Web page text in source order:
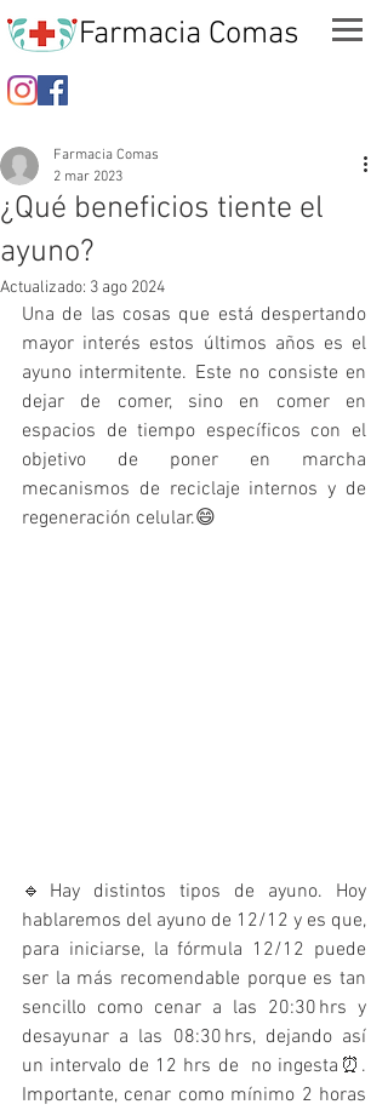
Farmacia Comas
¿Qué beneficios tiente el
ayuno?
Farmacia Comas
2 mar 2023
Actualizado: 3 ago 2024
Una de las cosas que está despertando
mayor interés estos últimos años es el
ayuno intermitente. Este no consiste en
dejar de comer, sino en comer en
espacios de tiempo específicos con el
objetivo de poner en marcha
mecanismos de reciclaje internos y de
regeneración celular.😄
🔹Hay distintos tipos de ayuno. Hoy
hablaremos del ayuno de 12/12 y es que,
para iniciarse, la fórmula 12/12 puede
ser la más recomendable porque es tan
sencillo como cenar a las 20:30 hrs y
desayunar a las 08:30 hrs, dejando así
un intervalo de 12 hrs de  no ingesta⏰.
Importante, cenar como mínimo 2 horas